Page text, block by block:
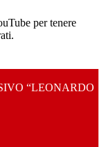
per tenere
“LEONARDO